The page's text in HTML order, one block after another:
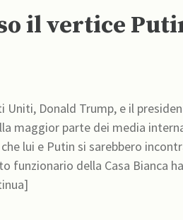
il vertice
Donald Trump, e il
maggior parte dei media
lui e Putin si sarebbero